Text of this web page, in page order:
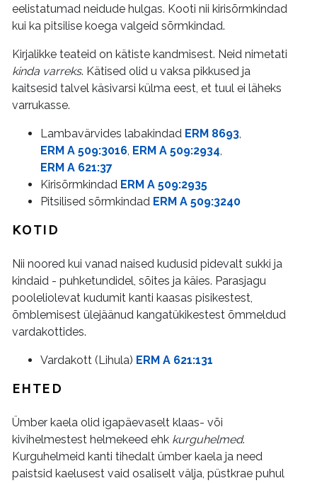
eelistatumad neidude hulgas. Kooti nii kirisõrmkindad
kui ka pitsilise koega valgeid sõrmkindad.
Kirjalikke teateid on kätiste kandmisest. Neid nimetati
kinda varreks. Kätised olid u vaksa pikkused ja
kaitsesid talvel käsivarsi külma eest, et tuul ei läheks
varrukasse.
Lambavärvides labakindad ERM 8693,
ERM A 509:3016, ERM A 509:2934,
ERM A 621:37
Kirisõrmkindad ERM A 509:2935
Pitsilised sõrmkindad ERM A 509:3240
KOTID
Nii noored kui vanad naised kudusid pidevalt sukki ja
kindaid - puhketundidel, sõites ja käies. Parasjagu
pooleliolevat kudumit kanti kaasas pisikestest,
õmblemisest ülejäänud kangatükikestest õmmeldud
vardakottides.
Vardakott (Lihula) ERM A 621:131
EHTED
Ümber kaela olid igapäevaselt klaas- või
kivihelmestest helmekeed ehk kurguhelmed.
Kurguhelmeid kanti tihedalt ümber kaela ja need
paistsid kaelusest vaid osaliselt välja, püstkrae puhul